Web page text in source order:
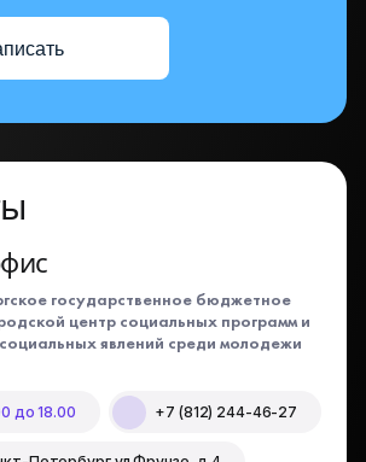
государственное бюджетное
центр социальных программ и
явлений среди молодежи
до 18.00 +7 (812) 244-46-27